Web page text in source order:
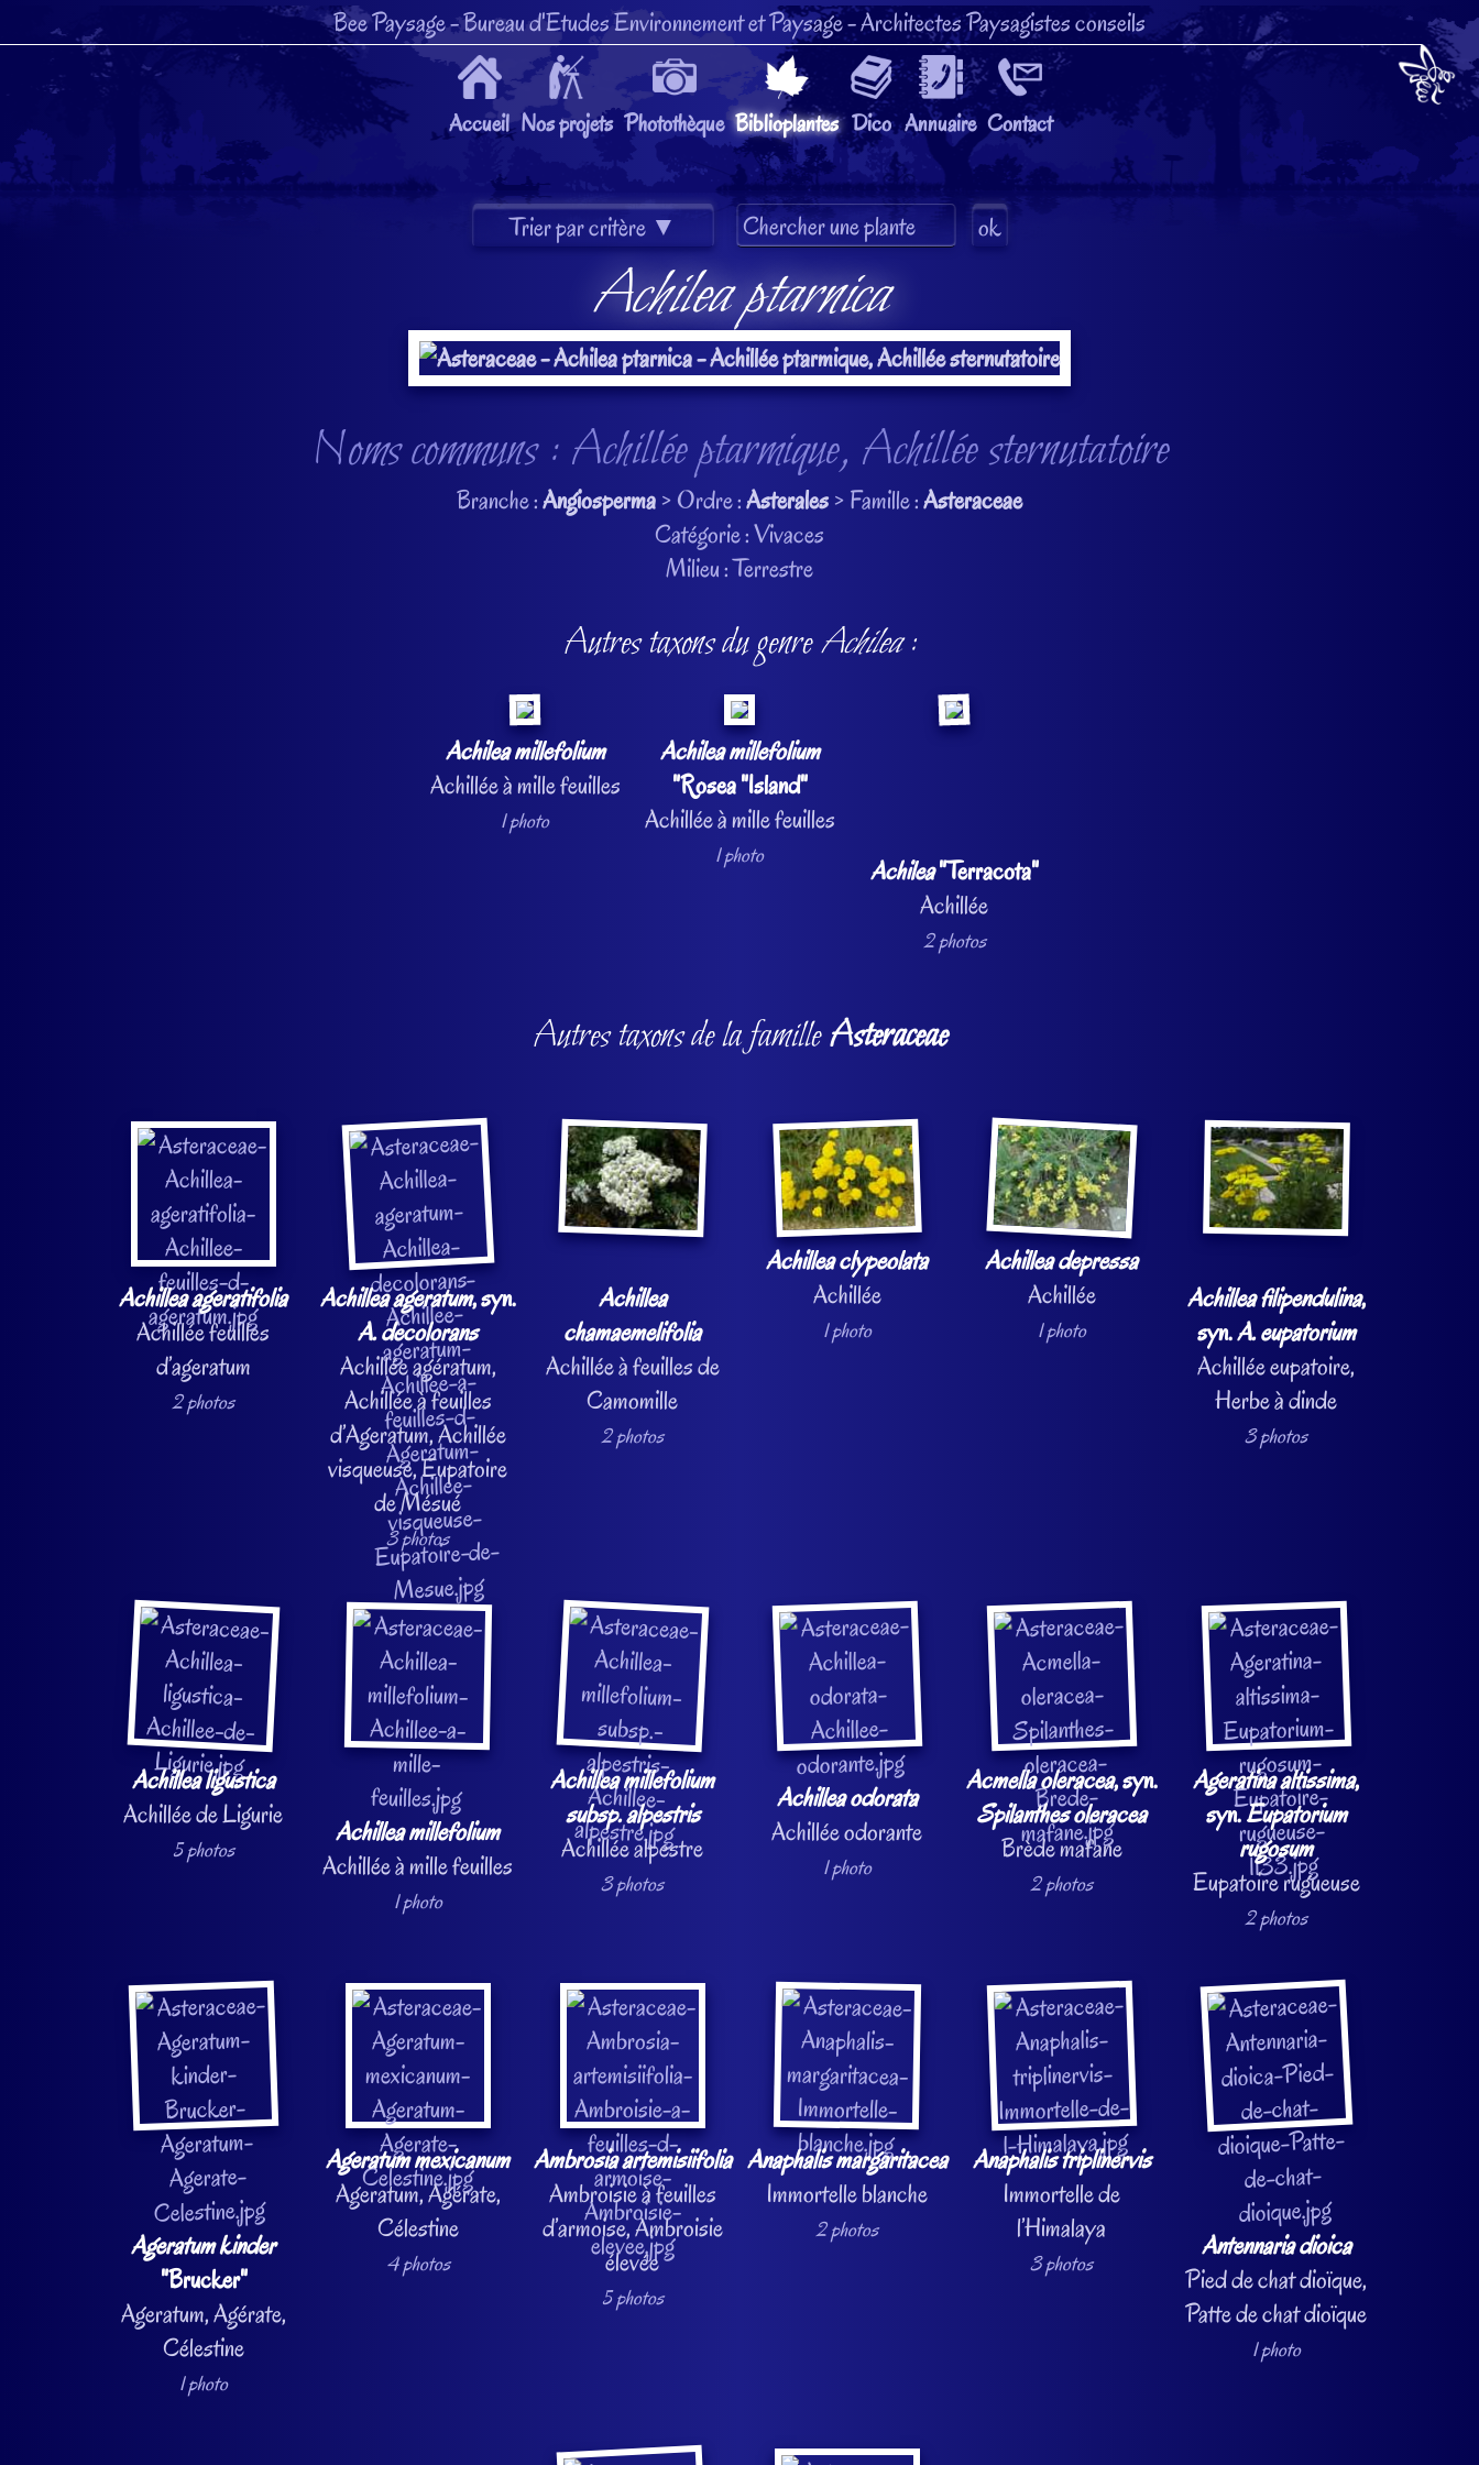
Bee Paysage- Bureau d'Etudes Environnement et Paysage- Architectes Paysagistes conseils
Accueil Nos projets Photothèque Biblioplantes Dico Annuaire Contact
Achilea ptarnica
Noms communs : Achillée ptarmique, Achillée sternutatoire
Branche :Angiosperma> Ordre :Asterales> Famille :Asteraceae
Catégorie : Vivaces
Milieu : Terrestre
Autres taxons du genreAchilea:
Achilea millefolium
Achillée à mille feuilles
1 photo
Achilea millefolium
"Rosea "Island"
Achillée à mille feuilles
1 photo Achilea"Terracota"
Achillée
2 photos
Autres taxons de la familleAsteraceae
Achillea ageratifolia
Achillée feuilles
d’ageratum
2 photos
Achillea ageratum, syn.
A. decolorans
Achillée agératum,
Achillée à feuilles
d’Ageratum, Achillée
visqueuse, Eupatoire
de Mésué
3 photos
Achillea
chamaemelifolia
Achillée à feuilles de
Camomille
2 photos
Achillea clypeolata
Achillée
1 photo
Achillea depressa
Achillée
1 photo
Achillea filipendulina,
syn.A. eupatorium
Achillée eupatoire,
Herbe à dinde
3 photos
Achillea ligustica
Achillée de Ligurie
5 photos
Achillea millefolium
Achillée à mille feuilles
1 photo
Achillea millefolium
subsp. alpestris
Achillée alpestre
3 photos
Achillea odorata
Achillée odorante
1 photo
Acmella oleracea, syn.
Spilanthes oleracea
Brède mafane
2 photos
Ageratina altissima,
syn.Eupatorium
rugosum
Eupatoire rugueuse
2 photos
Ageratum kinder
"Brucker"
Ageratum, Agérate,
Célestine
1 photo
Ageratum mexicanum
Ageratum, Agérate,
Célestine
4 photos
Ambrosia artemisiifolia
Ambroisie à feuilles
d’armoise, Ambroisie
élevée
5 photos
Anaphalis margaritacea
Immortelle blanche
2 photos
Anaphalis triplinervis
Immortelle de
l’Himalaya
3 photos
Antennaria dioica
Pied de chat dioïque,
Patte de chat dioïque
1 photo